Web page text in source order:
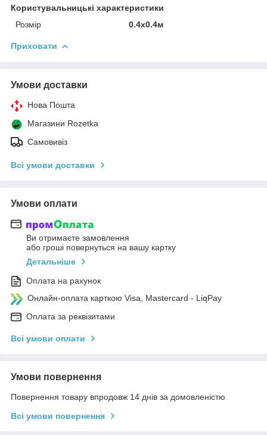
Користувальницькі характеристики
Розмір
0.4x0.4м
Приховати
Умови доставки
Нова Пошта
Магазини Rozetka
Самовивіз
Всі умови доставки
Умови оплати
Ви отримаєте замовлення
або гроші повернуться на вашу картку
Детальніше
Оплата на рахунок
Онлайн-оплата карткою Visa, Mastercard - LiqPay
Оплата за реквізитами
Всі умови оплати
Умови повернення
Повернення товару впродовж 14 днів за домовленістю
Всі умови повернення